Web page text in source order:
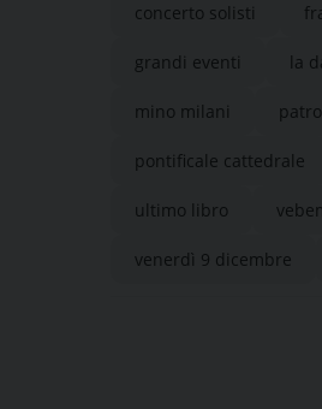
concerto solisti
grandi eventi la
mino milani
pontificale cattedrale
ultimo libro
venerdì 9 dicembre